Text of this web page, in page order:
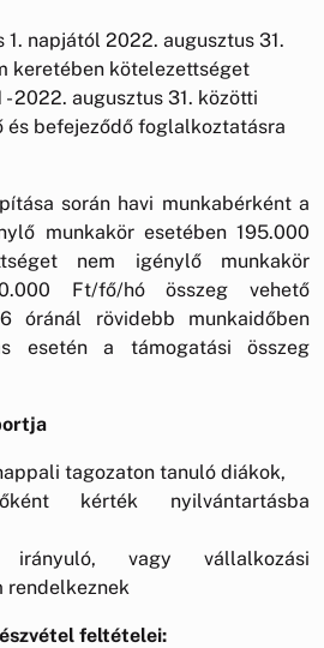
napjától 2022. augusztus 31.
keretében kötelezettséget
2022. augusztus 31. közötti
és befejeződő foglalkoztatásra
során havi munkabérként a
munkakör esetében 195.000
nem igénylő munkakör
Ft/fő/hó összeg vehető
óránál rövidebb munkaidőben
esetén a támogatási összeg
tagozaton tanuló diákok,
kérték nyilvántartásba
irányuló, vagy vállalkozási
rendelkeznek
feltételei: